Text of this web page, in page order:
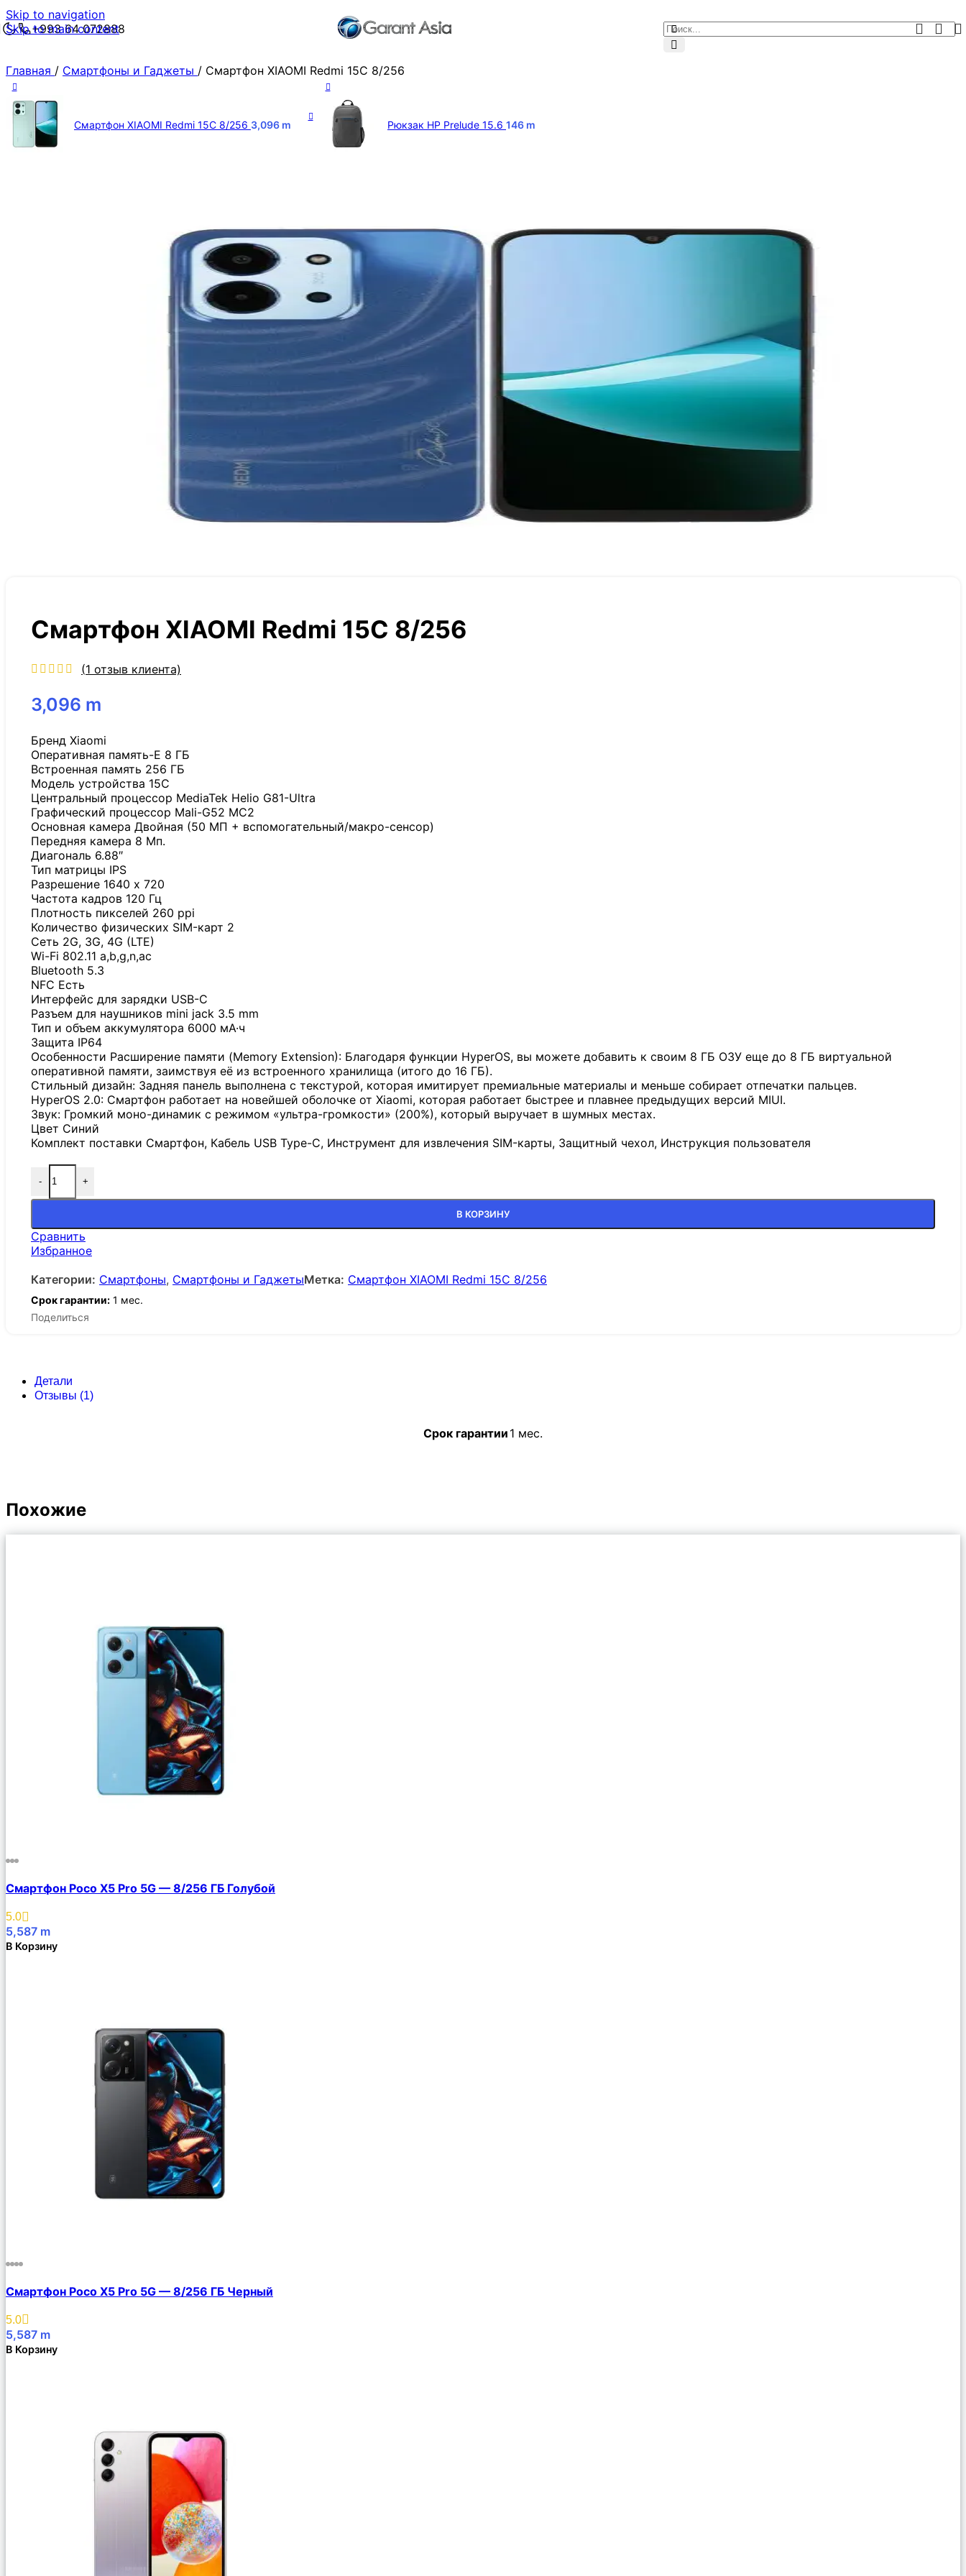
Skip to navigation
Skip to main content
+993 64 072888
Главная / Смартфоны и Гаджеты / Смартфон XIAOMI Redmi 15C 8/256
Смартфон XIAOMI Redmi 15C 8/256 3,096 m Рюкзак HP Prelude 15.6 146 m
Смартфон XIAOMI Redmi 15C 8/256
(1 отзыв клиента)
3,096 m
Бренд Xiaomi
Оперативная память-E 8 ГБ
Встроенная память 256 ГБ
Модель устройства 15C
Центральный процессор MediaTek Helio G81-Ultra
Графический процессор Mali-G52 MC2
Основная камера Двойная (50 МП + вспомогательный/макро-сенсор)
Передняя камера 8 Мп.
Диагональ 6.88″
Тип матрицы IPS
Разрешение 1640 x 720
Частота кадров 120 Гц
Плотность пикселей 260 ppi
Количество физических SIM-карт 2
Сеть 2G, 3G, 4G (LTE)
Wi-Fi 802.11 a,b,g,n,ac
Bluetooth 5.3
NFC Есть
Интерфейс для зарядки USB-C
Разъем для наушников mini jack 3.5 mm
Тип и объем аккумулятора 6000 мА·ч
Защита IP64
Особенности Расширение памяти (Memory Extension): Благодаря функции HyperOS, вы можете добавить к своим 8 ГБ ОЗУ еще до 8 ГБ виртуальной
оперативной памяти, заимствуя её из встроенного хранилища (итого до 16 ГБ).
Стильный дизайн: Задняя панель выполнена с текстурой, которая имитирует премиальные материалы и меньше собирает отпечатки пальцев.
HyperOS 2.0: Смартфон работает на новейшей оболочке от Xiaomi, которая работает быстрее и плавнее предыдущих версий MIUI.
Звук: Громкий моно-динамик с режимом «ультра-громкости» (200%), который выручает в шумных местах.
Цвет Синий
Комплект поставки Смартфон, Кабель USB Type-C, Инструмент для извлечения SIM-карты, Защитный чехол, Инструкция пользователя
- +
В КОРЗИНУ
Сравнить
Избранное
Категории: Смартфоны, Смартфоны и ГаджетыМетка: Смартфон XIAOMI Redmi 15C 8/256
Срок гарантии: 1 мес.
Поделиться
Детали
Отзывы (1)
Срок гарантии 1 мес.
Похожие
Смартфон Poco X5 Pro 5G — 8/256 ГБ Голубой
5.0
5,587 m
В Корзину
Смартфон Poco X5 Pro 5G — 8/256 ГБ Черный
5.0
5,587 m
В Корзину